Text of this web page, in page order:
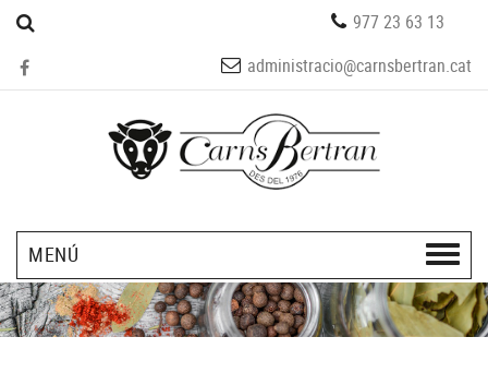
977 23 63 13
administracio@carnsbertran.cat
MENÚ